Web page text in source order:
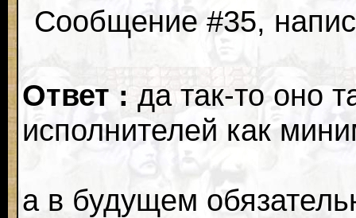
Сообщение #35,
Ответ : да так-то оно
исполнителей как
а в будущем